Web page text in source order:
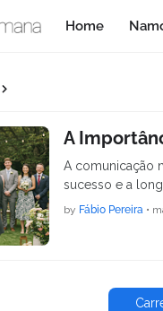
Home
A
A comunicação
sucesso e a
by Fábio Pereira •